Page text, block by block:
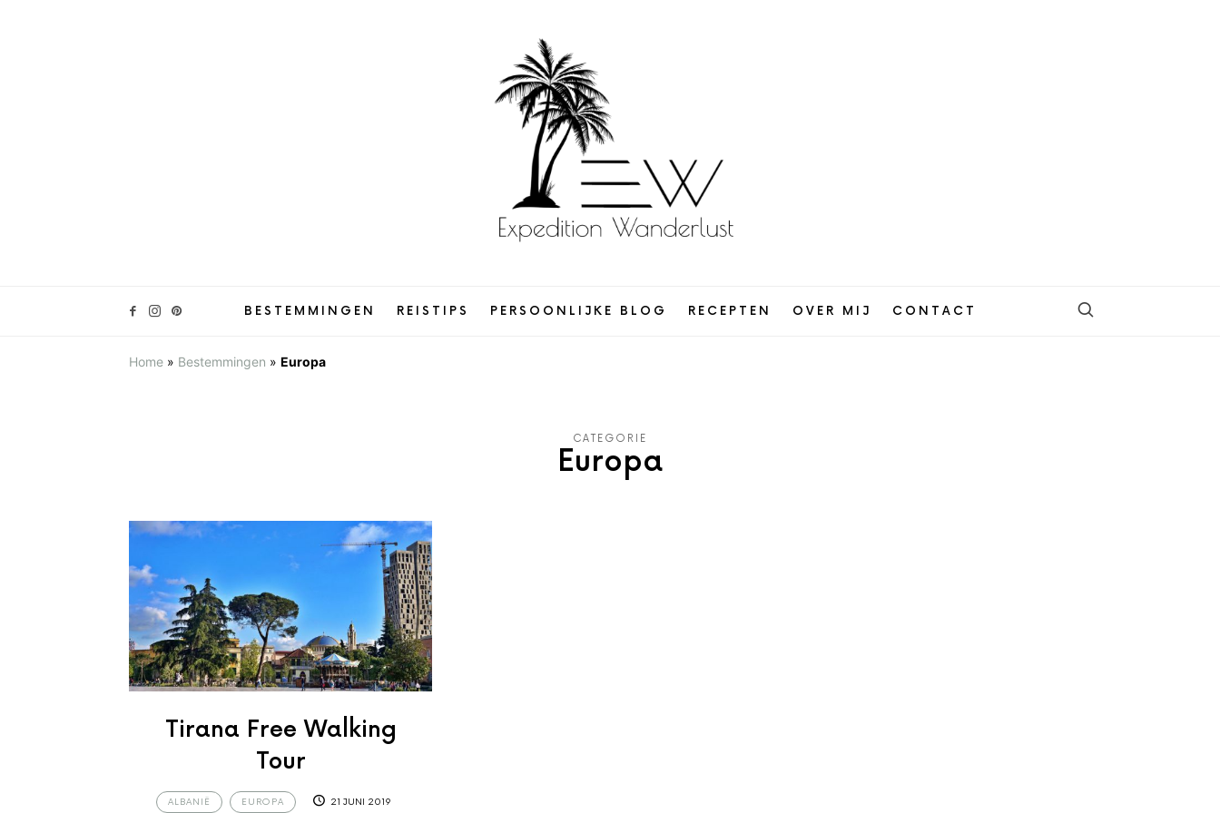
Expedition
Wanderlust
BESTEMMINGEN REISTIPS PERSOONLIJKE BLOG RECEPTEN OVER MIJ CONTACT
Home » Bestemmingen » Europa
CATEGORIE
Europa
Tirana Free Walking
Tour
ALBANIË EUROPA 21 JUNI 2019